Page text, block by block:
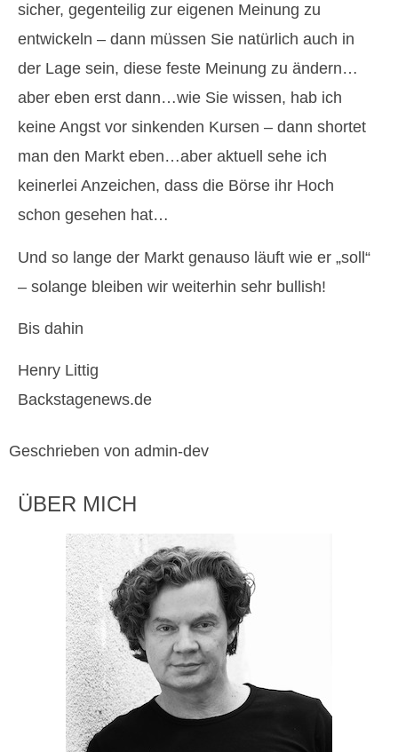
sicher, gegenteilig zur eigenen Meinung zu
entwickeln – dann müssen Sie natürlich auch in
der Lage sein, diese feste Meinung zu ändern…
aber eben erst dann…wie Sie wissen, hab ich
keine Angst vor sinkenden Kursen – dann shortet
man den Markt eben…aber aktuell sehe ich
keinerlei Anzeichen, dass die Börse ihr Hoch
schon gesehen hat…
Und so lange der Markt genauso läuft wie er „soll“
– solange bleiben wir weiterhin sehr bullish!
Bis dahin
Henry Littig
Backstagenews.de
Geschrieben von admin-dev
ÜBER MICH